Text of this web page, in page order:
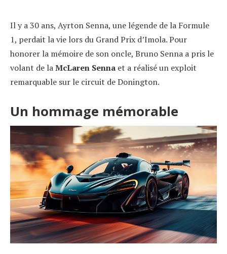
Il y a 30 ans, Ayrton Senna, une légende de la Formule
1, perdait la vie lors du Grand Prix d’Imola. Pour
honorer la mémoire de son oncle, Bruno Senna a pris le
volant de laMcLaren Senna et a réalisé un exploit
remarquable sur le circuit de Donington.
Un hommage mémorable